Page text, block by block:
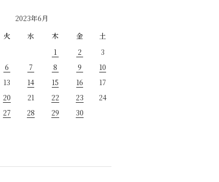
2023年6月
火 水 木 金
土
1
2
3
6 7 8 9
10
13 14 15 16
17
20 21 22 23
24
27 28 29
30